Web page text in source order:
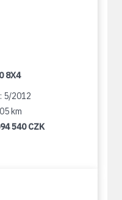
8X4
5/2012
km
540 CZK